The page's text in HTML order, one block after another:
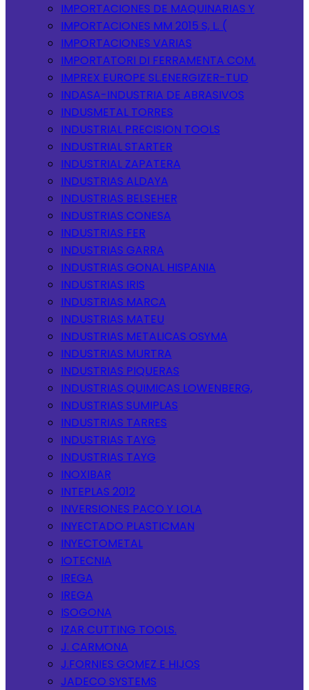
IMPORTACIONES DE MAQUINARIAS Y
IMPORTACIONES MM 2015 S, L. (
IMPORTACIONES VARIAS
IMPORTATORI DI FERRAMENTA COM.
IMPREX EUROPE SL.ENERGIZER-TUD
INDASA-INDUSTRIA DE ABRASIVOS
INDUSMETAL TORRES
INDUSTRIAL PRECISION TOOLS
INDUSTRIAL STARTER
INDUSTRIAL ZAPATERA
INDUSTRIAS ALDAYA
INDUSTRIAS BELSEHER
INDUSTRIAS CONESA
INDUSTRIAS FER
INDUSTRIAS GARRA
INDUSTRIAS GONAL HISPANIA
INDUSTRIAS IRIS
INDUSTRIAS MARCA
INDUSTRIAS MATEU
INDUSTRIAS METALICAS OSYMA
INDUSTRIAS MURTRA
INDUSTRIAS PIQUERAS
INDUSTRIAS QUIMICAS LOWENBERG,
INDUSTRIAS SUMIPLAS
INDUSTRIAS TARRES
INDUSTRIAS TAYG
INDUSTRIAS TAYG
INOXIBAR
INTEPLAS 2012
INVERSIONES PACO Y LOLA
INYECTADO PLASTICMAN
INYECTOMETAL
IOTECNIA
IREGA
IREGA
ISOGONA
IZAR CUTTING TOOLS.
J. CARMONA
J.FORNIES GOMEZ E HIJOS
JADECO SYSTEMS